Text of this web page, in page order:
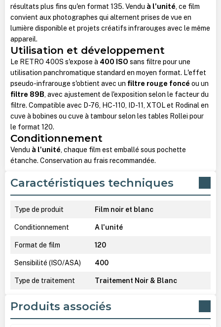
résultats plus fins qu'en format 135. Vendu à l'unité, ce film
convient aux photographes qui alternent prises de vue en
lumière disponible et projets créatifs infrarouges avec le même
appareil.
Utilisation et développement
Le RETRO 400S s'expose à 400 ISO sans filtre pour une
utilisation panchromatique standard en moyen format. L'effet
pseudo-infrarouge s'obtient avec un filtre rouge foncé ou un
filtre 89B, avec ajustement de l'exposition selon le facteur du
filtre. Compatible avec D-76, HC-110, ID-11, XTOL et Rodinal en
cuve à bobines ou cuve à tambour selon les tables Rollei pour
le format 120.
Conditionnement
Vendu à l'unité, chaque film est emballé sous pochette
étanche. Conservation au frais recommandée.
Caractéristiques techniques
Type de produit Film noir et blanc
Conditionnement A l'unité
Format de film 120
Sensibilité (ISO/ASA) 400
Type de traitement Traitement Noir & Blanc
Produits associés